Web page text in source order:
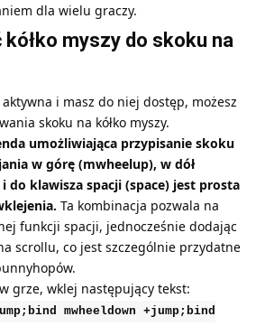
dla wielu graczy.
myszy do skoku na
i masz do niej dostęp, możesz
skoku na kółko myszy.
umożliwiająca przypisanie skoku
w górę (mwheelup), w dół
do klawisza spacji (space) jest prosta
Ta kombinacja pozwala na
funkcji spacji, jednocześnie dodając
scrollu, co jest szczególnie przydatne
grze, wklej następujący tekst:
mwheeldown +jump;bind